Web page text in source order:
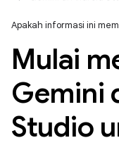
Apakah informasi ini
Mulai
Gemini
Studio